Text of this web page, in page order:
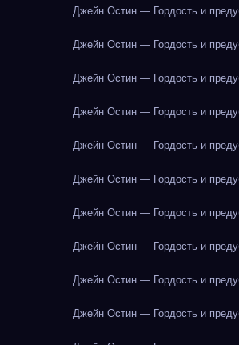
Джейн Остин — Гордость и
Джейн Остин — Гордость и
Джейн Остин — Гордость и
Джейн Остин — Гордость и
Джейн Остин — Гордость и
Джейн Остин — Гордость и
Джейн Остин — Гордость и
Джейн Остин — Гордость и
Джейн Остин — Гордость и
Джейн Остин — Гордость и